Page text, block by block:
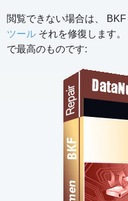
閲覧できない場合は、
ツール それを修復します
で最高のものです: